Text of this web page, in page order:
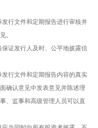
行文件和定期报告进行审核并
。
证发行人及时、公平地披露信
行文件和定期报告内容的真实
确认意见中发表意见并陈述理
、监事和高级管理人员可以直